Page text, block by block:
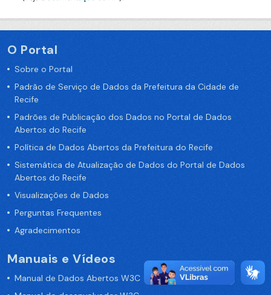
O Portal
Sobre o Portal
Padrão de Serviço de Dados da Prefeitura da Cidade de
Recife
Padrões de Publicação dos Dados no Portal de Dados
Abertos do Recife
Política de Dados Abertos da Prefeitura do Recife
Sistemática de Atualização de Dados do Portal de Dados
Abertos do Recife
Visualizações de Dados
Perguntas Frequentes
Agradecimentos
Manuais e Vídeos
Manual de Dados Abertos W3C